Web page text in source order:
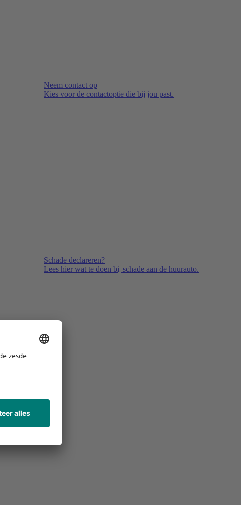
Neem contact op
Kies voor de contactoptie die bij jou past.
Schade declareren?
Lees hier wat te doen bij schade aan de huurauto.